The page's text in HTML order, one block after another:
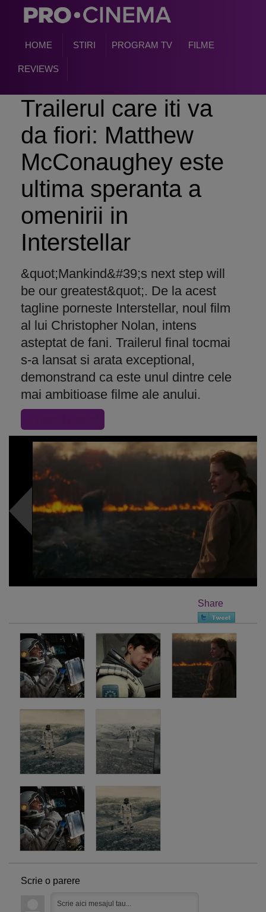
HOME STIRI PROGRAM TV FILME
REVIEWS
Trailerul care iti va
da fiori: Matthew
McConaughey este
ultima speranta a
omenirii in
Interstellar
&quot;Mankind&#39;s next step will
be our greatest&quot;. De la acest
tagline porneste Interstellar, noul film
al lui Christopher Nolan, intens
asteptat de fani. Trailerul final tocmai
s-a lansat si arata exceptional,
demonstrand ca este unul dintre cele
mai ambitioase filme ale anului.
Share
Scrie o parere